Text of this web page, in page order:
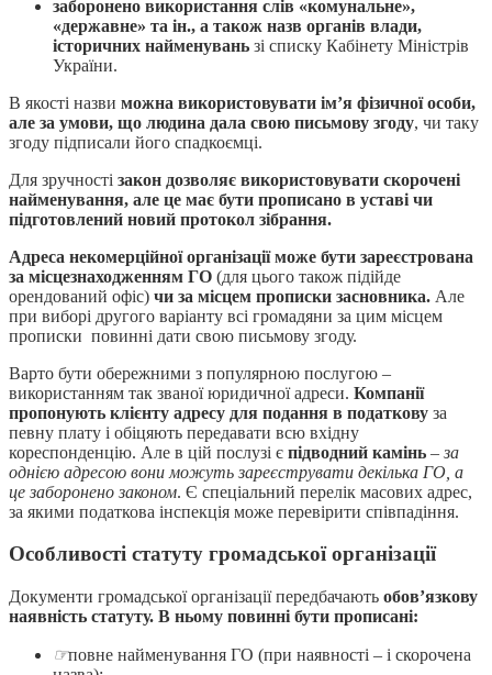
заборонено використання слів «комунальне»,
«державне» та ін., а також назв органів влади,
історичних найменувань зі списку Кабінету Міністрів
України.
В якості назви можна використовувати ім’я фізичної особи,
але за умови, що людина дала свою письмову згоду, чи таку
згоду підписали його спадкоємці.
Для зручності закон дозволяє використовувати скорочені
найменування, але це має бути прописано в уставі чи
підготовлений новий протокол зібрання.
Адреса некомерційної організації може бути зареєстрована
за місцезнаходженням ГО (для цього також підійде
орендований офіс) чи за місцем прописки засновника. Але
при виборі другого варіанту всі громадяни за цим місцем
прописки повинні дати свою письмову згоду.
Варто бути обережними з популярною послугою –
використанням так званої юридичної адреси. Компанії
пропонують клієнту адресу для подання в податкову за
певну плату і обіцяють передавати всю вхідну
кореспонденцію. Але в цій послузі є підводний камінь – за
однією адресою вони можуть зареєструвати декілька ГО, а
це заборонено законом. Є спеціальний перелік масових адрес,
за якими податкова інспекція може перевірити співпадіння.
Особливості статуту громадської організації
Документи громадської організації передбачають обов’язкову
наявність статуту. В ньому повинні бути прописані:
☞повне найменування ГО (при наявності – і скорочена